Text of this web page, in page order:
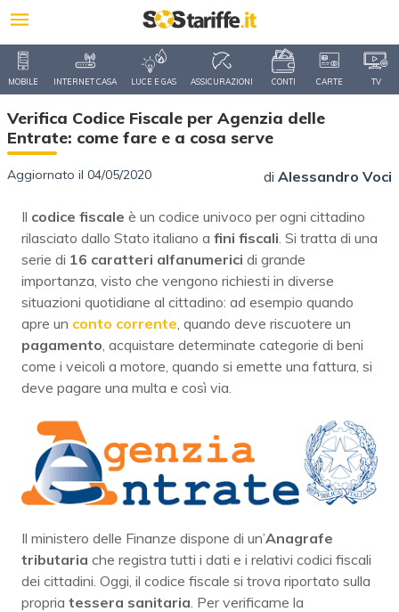
MOBILE INTERNET CASA LUCE E GAS ASSICURAZIONI CONTI CARTE TV
Verifica Codice Fiscale per Agenzia delle
Entrate: come fare e a cosa serve
Aggiornato il 04/05/2020 di Alessandro Voci
Il codice fiscale è un codice univoco per ogni cittadino
rilasciato dallo Stato italiano a fini fiscali. Si tratta di una
serie di 16 caratteri alfanumerici di grande
importanza, visto che vengono richiesti in diverse
situazioni quotidiane al cittadino: ad esempio quando
apre un conto corrente, quando deve riscuotere un
pagamento, acquistare determinate categorie di beni
come i veicoli a motore, quando si emette una fattura, si
deve pagare una multa e così via.
Il ministero delle Finanze dispone di un’Anagrafe
tributaria che registra tutti i dati e i relativi codici fiscali
dei cittadini. Oggi, il codice fiscale si trova riportato sulla
propria tessera sanitaria . Per verificarne la